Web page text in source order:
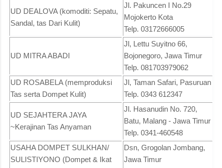
UD DEALOVA (komoditi: Sepatu,
Sandal, tas Dari Kulit)
Jl. Pakuncen I No.29
Mojokerto Kota
Telp. 03172666005
UD MITRA ABADI
Jl, Lettu Suyitno 66,
Bojonegoro, Jawa Timur
Telp. 081703979062
UD ROSABELA (memproduksi
Tas serta Dompet Kulit)
Jl, Taman Safari, Pasuruan
Telp. 0343 612347
UD SEJAHTERA JAYA
~Kerajinan Tas Anyaman
Jl. Hasanudin No. 720,
Batu, Malang - Jawa Timur
Telp. 0341-460548
USAHA DOMPET SULKHAN/
SULISTIYONO (Dompet & Ikat
Dsn, Grogolan Jombang,
Jawa Timur